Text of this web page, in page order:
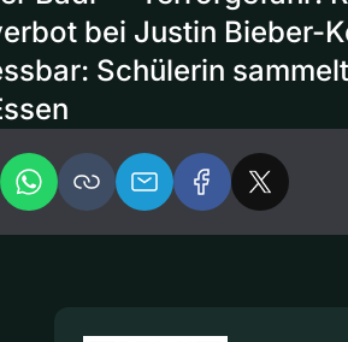
bei Justin Bieber-
Schülerin